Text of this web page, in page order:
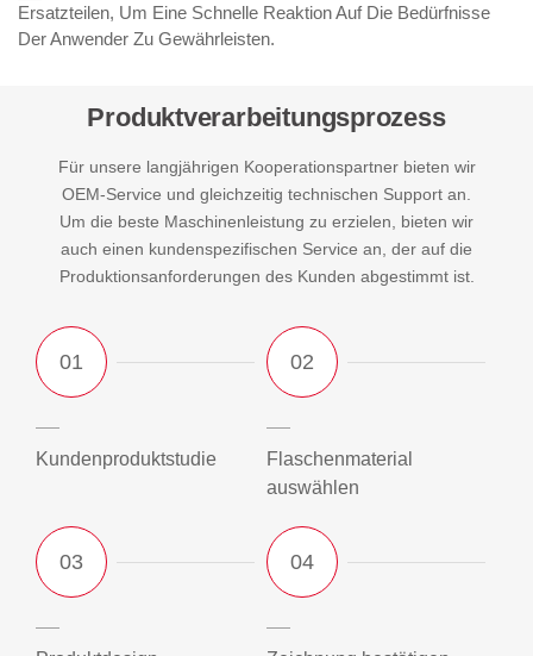
Ersatzteilen, Um Eine Schnelle Reaktion Auf Die Bedürfnisse
Der Anwender Zu Gewährleisten.
Produktverarbeitungsprozess
Für unsere langjährigen Kooperationspartner bieten wir
OEM-Service und gleichzeitig technischen Support an.
Um die beste Maschinenleistung zu erzielen, bieten wir
auch einen kundenspezifischen Service an, der auf die
Produktionsanforderungen des Kunden abgestimmt ist.
Kundenproduktstudie
Flaschenmaterial
auswählen